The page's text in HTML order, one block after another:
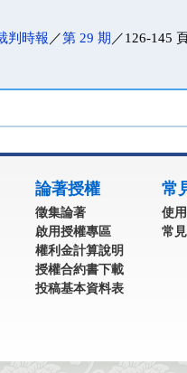
判時報 ／第 29 期 ／126-145
論著授權
徵集論著
啟用授權專區
權利金計算說明
授權合約書下載
投稿基本資料表
常
使
常